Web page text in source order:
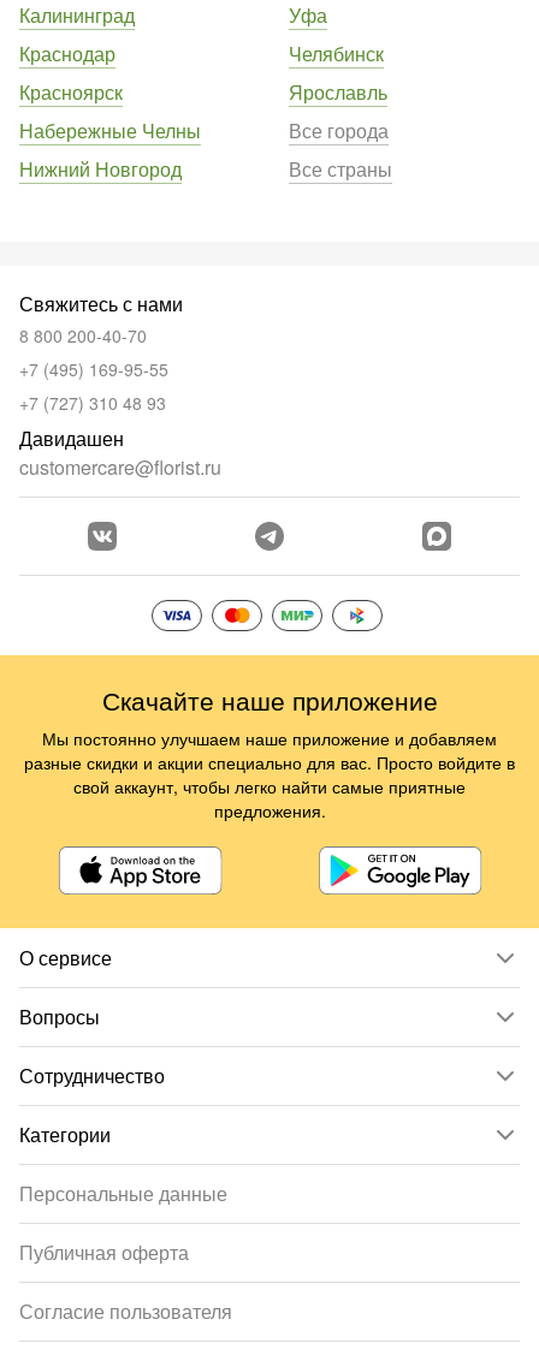
Калининград
Краснодар
Красноярск
Набережные Челны
Нижний Новгород
Уфа
Челябинск
Ярославль
Все города
Все страны
О сервисе
Вопросы
Сотрудничество
Категории
Свяжитесь с нами
8 800 200-40-70
+7 (495) 169-95-55
+7 (727) 310 48 93
Давидашен
customercare@florist.ru
Персональные данные
Публичная оферта
Согласие пользователя
Скачайте наше приложение
Мы постоянно улучшаем наше приложение и добавляем
разные скидки и акции специально для вас. Просто войдите в
свой аккаунт, чтобы легко найти самые приятные
предложения.